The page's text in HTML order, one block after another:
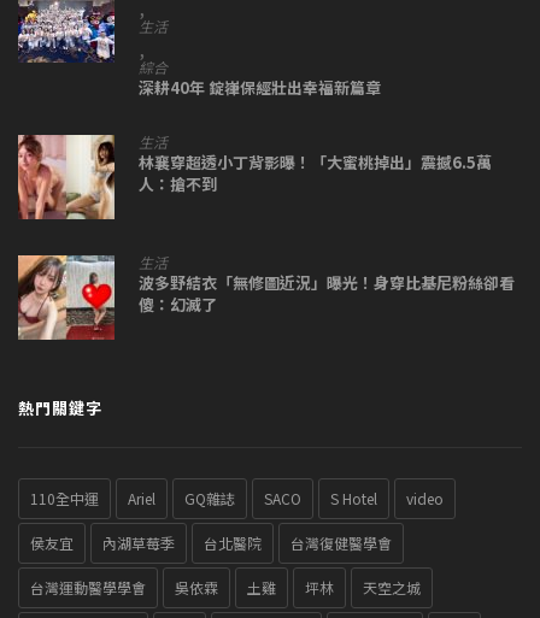
,
生活
,
綜合
深耕40年 錠嵂保經壯出幸福新篇章
生活
林襄穿超透小丁背影曝！「大蜜桃掉出」震撼6.5萬
人：搶不到
生活
波多野結衣「無修圖近況」曝光！身穿比基尼粉絲卻看
傻：幻滅了
熱門關鍵字
110全中運 Ariel GQ雜誌 SACO S Hotel video
侯友宜 內湖草莓季 台北醫院 台灣復健醫學會
台灣運動醫學學會 吳依霖 土雞 坪林 天空之城